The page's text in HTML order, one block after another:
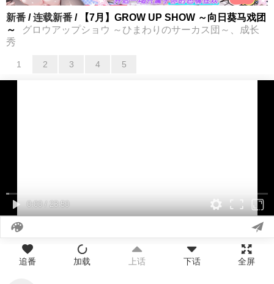
新番 /连载新番 / 【7月】GROW UP SHOW ～向日葵马戏团
～
グロウアップショウ ～ひまわりのサーカス団～、成长
秀
1
01
2 3 4 5
0:00/ 23:50
追番 加载 上话 下话 全屏